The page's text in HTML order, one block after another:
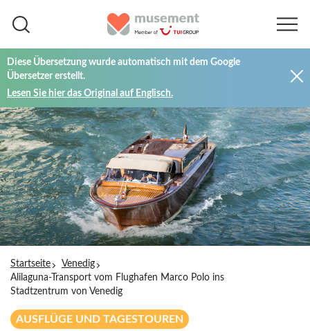
Diese Übersetzung wurde automatisch mit dem Google
Übersetzer erstellt.
Lesen Sie hier das Original auf Englisch.
Startseite
Venedig
Alilaguna-Transport vom Flughafen Marco Polo ins
Stadtzentrum von Venedig
AUSFLÜGE UND TAGESTOUREN